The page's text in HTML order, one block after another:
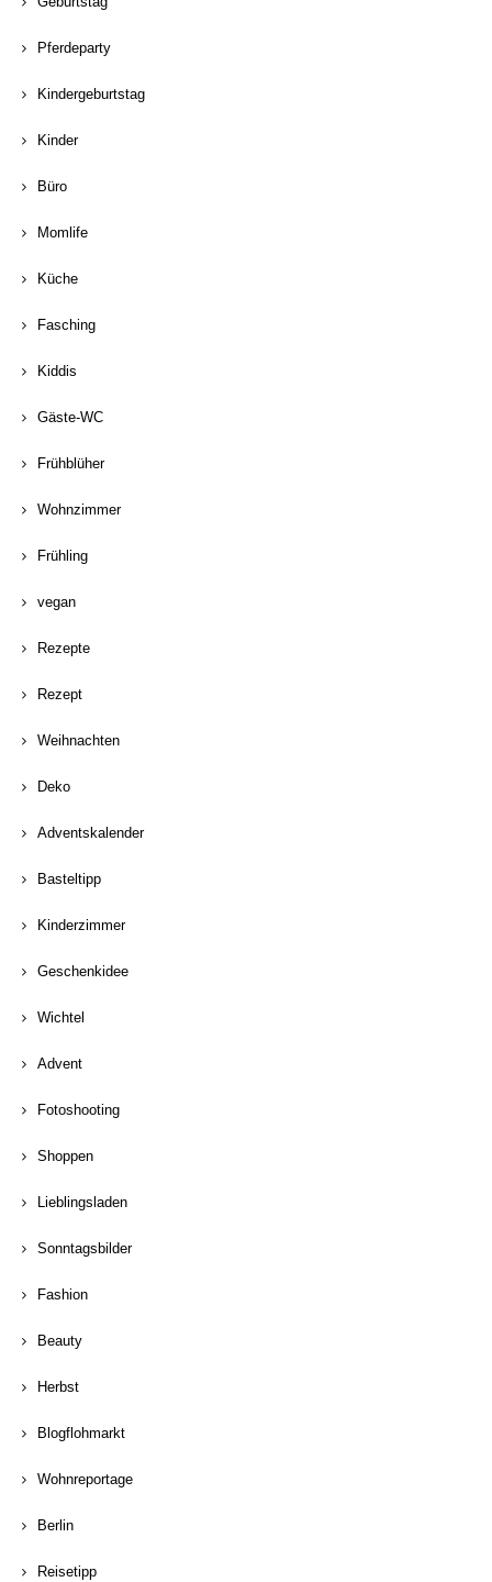
Pferdeparty
Kindergeburtstag
Kinder
Büro
Momlife
Küche
Fasching
Kiddis
Gäste-WC
Frühblüher
Wohnzimmer
Frühling
vegan
Rezepte
Rezept
Weihnachten
Deko
Adventskalender
Basteltipp
Kinderzimmer
Geschenkidee
Wichtel
Advent
Fotoshooting
Shoppen
Lieblingsladen
Sonntagsbilder
Fashion
Beauty
Herbst
Blogflohmarkt
Wohnreportage
Berlin
Reisetipp